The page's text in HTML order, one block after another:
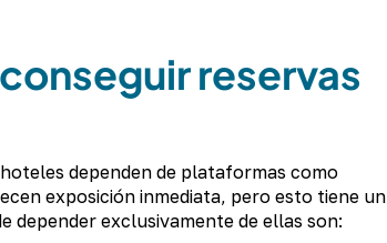
reservas
dependen de plataformas como
exposición inmediata, pero esto tiene un
depender exclusivamente de ellas son: